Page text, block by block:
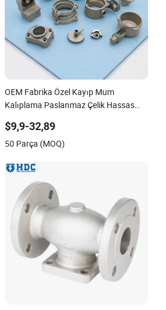
OEM Fabrika Özel Kayıp Mum
Kalıplama Paslanmaz Çelik Hassas
ile CNC İşleme Hizmeti
$9,9-32,89
50 Parça (MOQ)